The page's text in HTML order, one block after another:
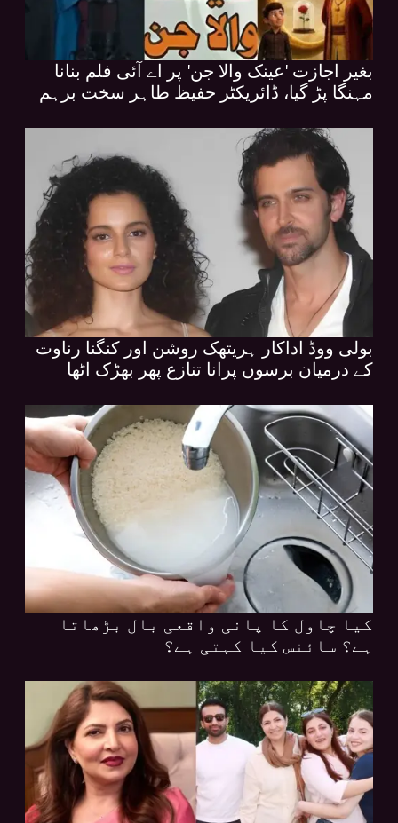
بغیر اجازت 'عینک والا جن' پر اے آئی فلم بنانا
مہنگا پڑ گیا، ڈائریکٹر حفیظ طاہر سخت برہم
بولی ووڈ اداکار ہریتھک روشن اور کنگنا رناوت
کے درمیان برسوں پرانا تنازع پھر بھڑک اٹھا
کیا چاول کا پانی واقعی بال بڑھاتا
ہے؟ سائنس کیا کہتی ہے؟